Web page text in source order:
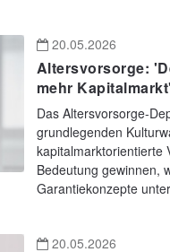
20.05.2026
Altersvorsorge:
mehr Kapitalmarkt'
Das Altersvorsorge-
grundlegenden
kapitalmarktorientierte
Bedeutung gewinnen,
Garantiekonzepte
20.05.2026